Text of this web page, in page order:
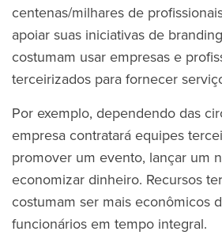
centenas/milhares de
apoiar suas iniciativas de
costumam usar empresas e
terceirizados para fornecer
Por exemplo, dependendo das
empresa contratará equipes
promover um evento, lançar um
economizar dinheiro. Recursos
costumam ser mais econômicos
funcionários em tempo integral.